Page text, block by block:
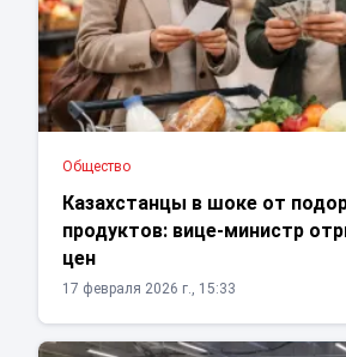
Общество
Казахстанцы в шоке от
продуктов: вице-министр
цен
17 февраля 2026 г., 15:33